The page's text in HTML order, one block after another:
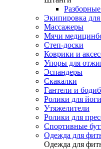
Экипировка для
Массажеры
Мячи
Степ-доски
Коврики и
Упоры для
Эспандеры
Скакалки
Гантели и
Ролики для йоги
Утяжелители
Ролики для
Спортивные
Одежда для
Одежда для